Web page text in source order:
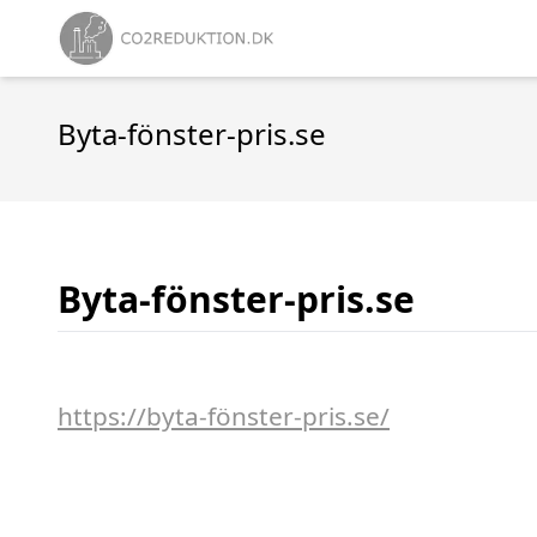
Byta-fönster-pris.se
Byta-fönster-pris.se
https://byta-fönster-pris.se/